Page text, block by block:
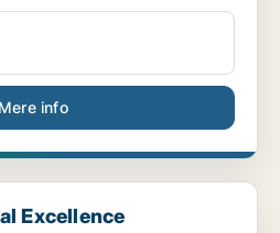
Mere info
Consultant
Excellence